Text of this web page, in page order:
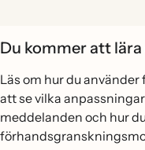
Du kommer att lära
Läs om hur du
att se vilka
meddelanden och hur